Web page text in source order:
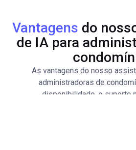
Vantagens do
de IA para
As vantagens do nosso
administradoras de
disponibilidade, o suporte